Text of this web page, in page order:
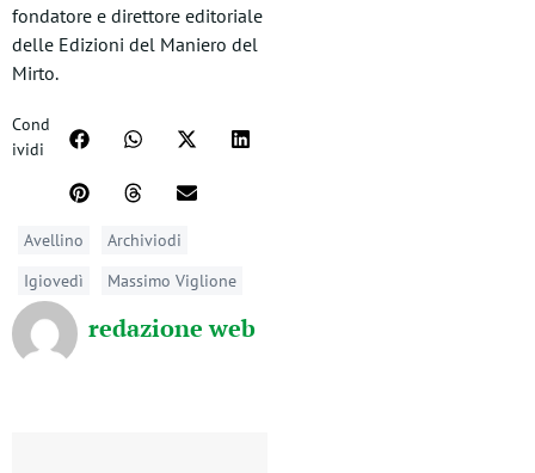
fondatore e direttore editoriale
delle Edizioni del Maniero del
Mirto.
Cond
ividi
Avellino
Archiviodi
Igiovedì
Massimo Viglione
redazione web